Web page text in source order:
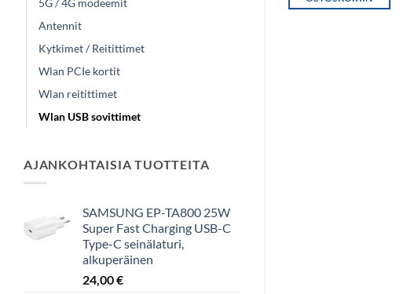
5G / 4G modeemit
Antennit
Kytkimet / Reitittimet
Wlan PCIe kortit
Wlan reitittimet
Wlan USB sovittimet
AJANKOHTAISIA TUOTTEITA
SAMSUNG EP-TA800 25W
Super Fast Charging USB-C
Type-C seinälaturi,
alkuperäinen
24,00€